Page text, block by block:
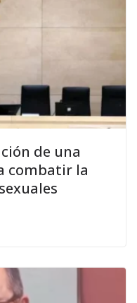
de una
combatir la